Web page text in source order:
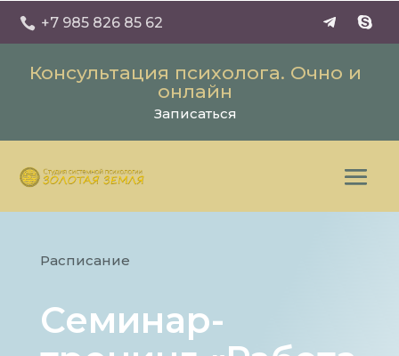
 +7 985 826 85 62
Консультация психолога. Очно и
онлайн
Записаться
Расписание
Семинар-